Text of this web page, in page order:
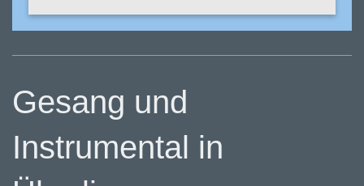
Gesang und
Instrumental in